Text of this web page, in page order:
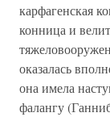
карфагенская
конница и
оказалась
она имела
фалангу